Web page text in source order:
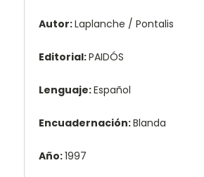
Autor:Laplanche / Pontalis
Editorial:PAIDÓS
Lenguaje:Español
Encuadernación:Blanda
Año:1997